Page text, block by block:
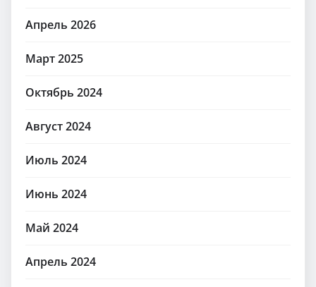
Апрель 2026
Март 2025
Октябрь 2024
Август 2024
Июль 2024
Июнь 2024
Май 2024
Апрель 2024